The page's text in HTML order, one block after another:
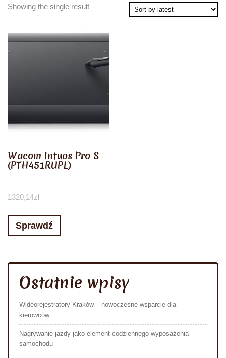
Showing the single result
Wacom Intuos Pro S
(PTH451RUPL)
1320,14zł
Sprawdź
Ostatnie wpisy
Wideorejestratory Kraków – nowoczesne wsparcie dla
kierowców
Nagrywanie jazdy jako element codziennego wyposażenia
samochodu